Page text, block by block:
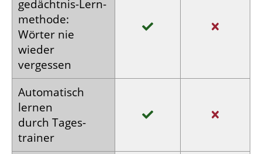
gedächtnis-Lern­
methode:
Wörter nie
wieder
vergessen
Auto­matisch
lernen
durch Tages­
trainer